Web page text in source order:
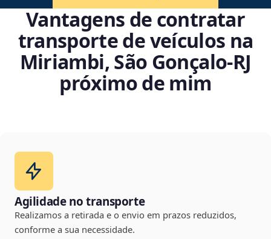
Vantagens de contratar
transporte de veículos na
Miriambi, São Gonçalo‑RJ
próximo de mim
Agilidade no transporte
Realizamos a retirada e o envio em prazos reduzidos,
conforme a sua necessidade.